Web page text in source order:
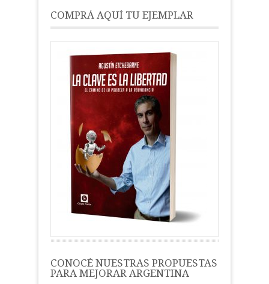
COMPRÁ AQUÍ TU EJEMPLAR
CONOCÉ NUESTRAS PROPUESTAS
PARA MEJORAR ARGENTINA